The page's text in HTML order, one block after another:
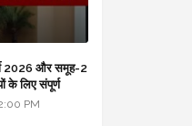
2026 और समूह-2
के लिए संपूर्ण
PM